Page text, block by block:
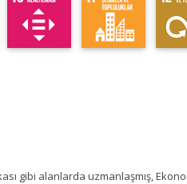
gibi alanlarda uzmanlaşmış,